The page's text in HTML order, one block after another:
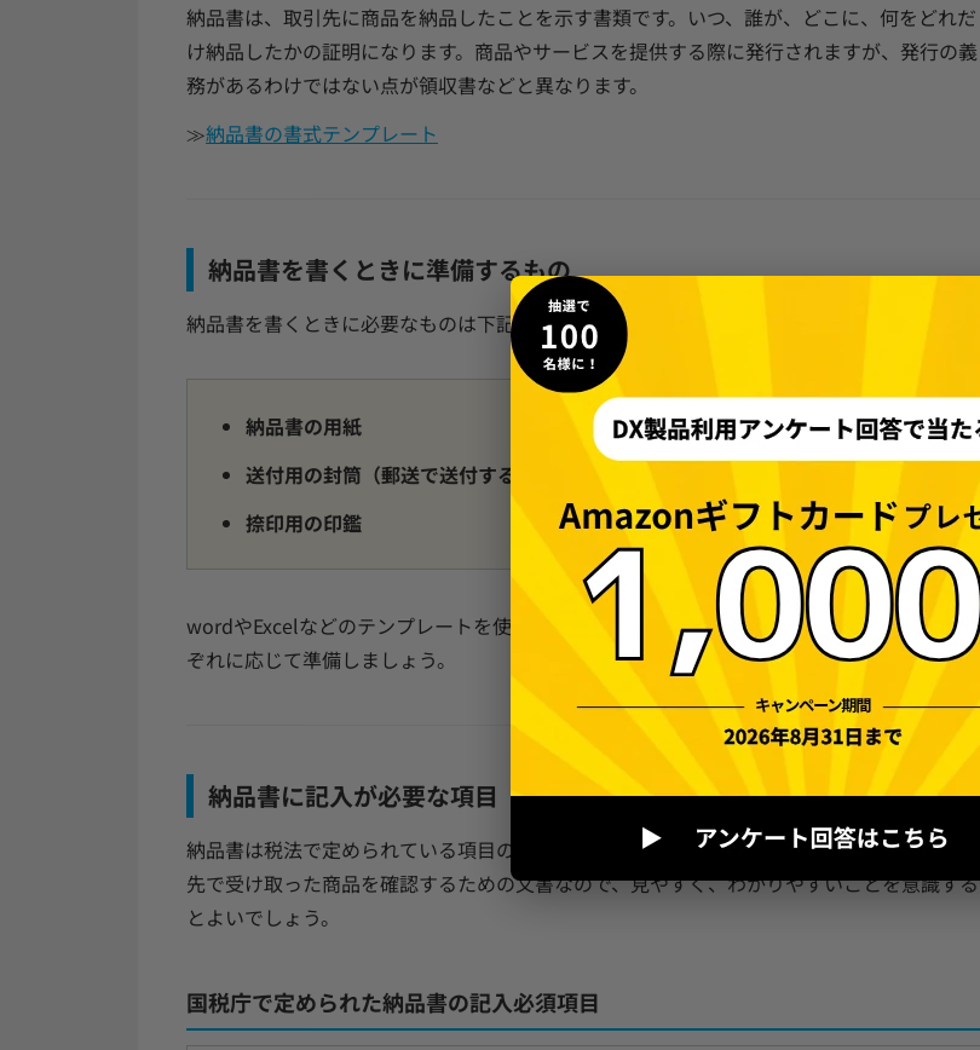
納品書は、取引先に商品を納品したことを示す書類です。いつ、誰が、どこに、何をどれだ
け納品したかの証明になります。商品やサービスを提供する際に発行されますが、発行の義
務があるわけではない点が領収書などと異なります。
≫納品書の書式テンプレート
納品書を書くときに準備するもの
納品書を書くときに必要なものは下記の3点です。
納品書の用紙
送付用の封筒（郵送で送付する場合）
捺印用の印鑑
wordやExcelなどのテンプレートを使用する場合と手書き用の納品書を使用する場合、それ
ぞれに応じて準備しましょう。
納品書に記入が必要な項目
納品書は税法で定められている項目のほか、納品場所や支払い条件などを記入します。取引
先で受け取った商品を確認するための文書なので、見やすく、わかりやすいことを意識する
とよいでしょう。
国税庁で定められた納品書の記入必須項目